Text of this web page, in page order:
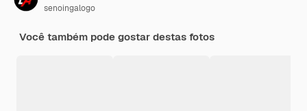
senoingalogo
Você também pode gostar destas fotos